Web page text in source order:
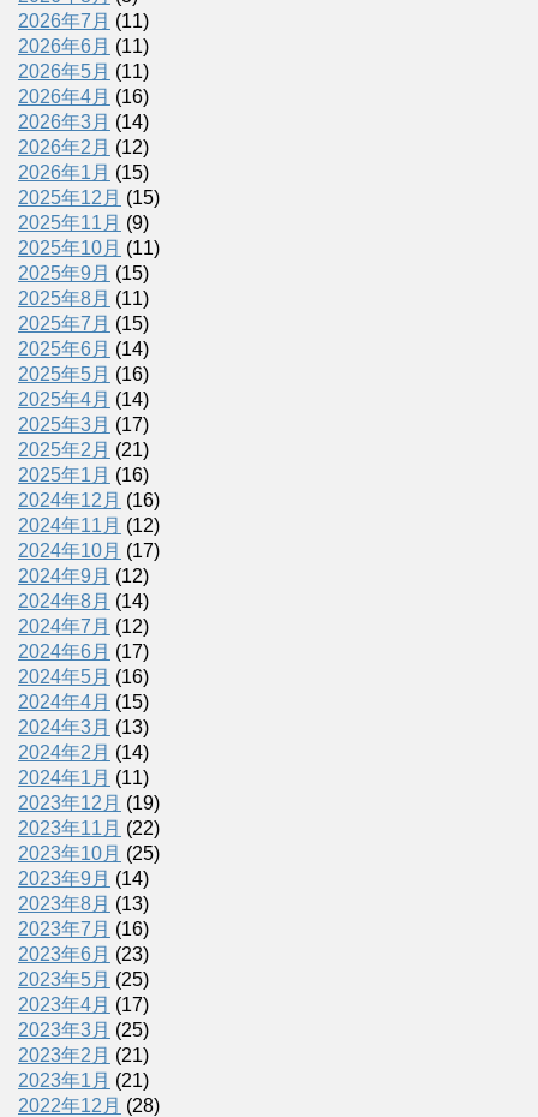
2026年7月 (11)
2026年6月 (11)
2026年5月 (11)
2026年4月 (16)
2026年3月 (14)
2026年2月 (12)
2026年1月 (15)
2025年12月 (15)
2025年11月 (9)
2025年10月 (11)
2025年9月 (15)
2025年8月 (11)
2025年7月 (15)
2025年6月 (14)
2025年5月 (16)
2025年4月 (14)
2025年3月 (17)
2025年2月 (21)
2025年1月 (16)
2024年12月 (16)
2024年11月 (12)
2024年10月 (17)
2024年9月 (12)
2024年8月 (14)
2024年7月 (12)
2024年6月 (17)
2024年5月 (16)
2024年4月 (15)
2024年3月 (13)
2024年2月 (14)
2024年1月 (11)
2023年12月 (19)
2023年11月 (22)
2023年10月 (25)
2023年9月 (14)
2023年8月 (13)
2023年7月 (16)
2023年6月 (23)
2023年5月 (25)
2023年4月 (17)
2023年3月 (25)
2023年2月 (21)
2023年1月 (21)
2022年12月 (28)